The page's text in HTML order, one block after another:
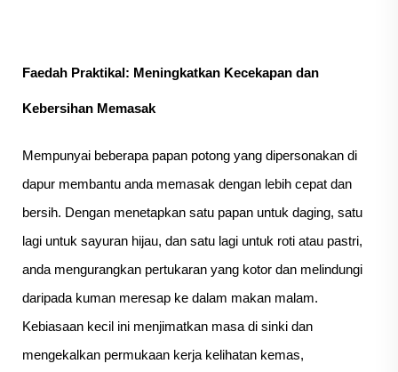
Faedah Praktikal: Meningkatkan Kecekapan dan
Kebersihan Memasak
Mempunyai beberapa papan potong yang dipersonakan di
dapur membantu anda memasak dengan lebih cepat dan
bersih. Dengan menetapkan satu papan untuk daging, satu
lagi untuk sayuran hijau, dan satu lagi untuk roti atau pastri,
anda mengurangkan pertukaran yang kotor dan melindungi
daripada kuman meresap ke dalam makan malam.
Kebiasaan kecil ini menjimatkan masa di sinki dan
mengekalkan permukaan kerja kelihatan kemas,